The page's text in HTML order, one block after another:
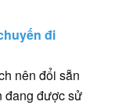
đi
nên đổi sẵn
đang được sử